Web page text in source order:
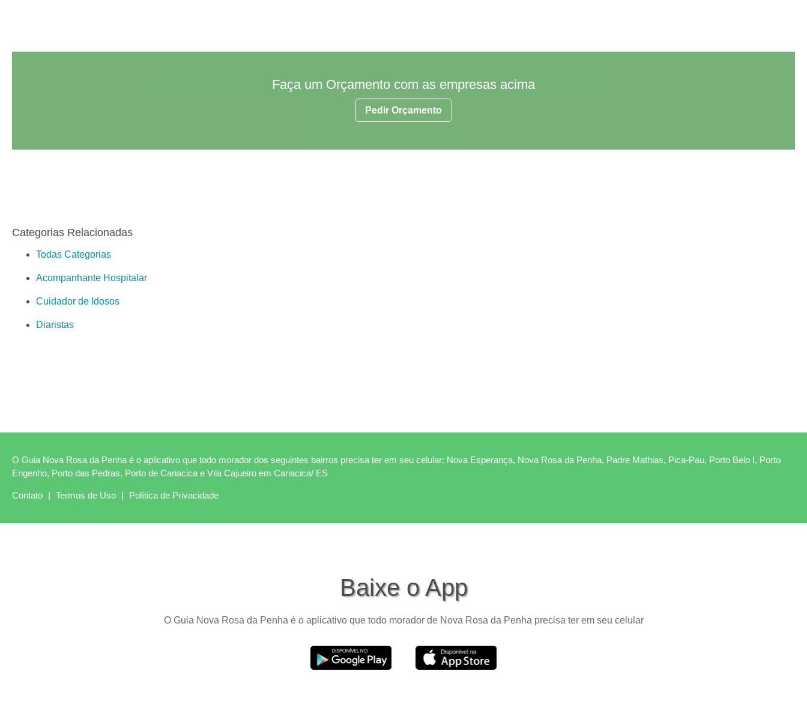
Faça um Orçamento com as empresas acima
Pedir Orçamento
Categorias Relacionadas
Todas Categorias
Acompanhante Hospitalar
Cuidador de Idosos
Diaristas
O Guia Nova Rosa da Penha é o aplicativo que todo morador dos seguintes bairros precisa ter em seu celular: Nova Esperança, Nova Rosa da Penha, Padre Mathias, Pica-Pau, Porto Belo I, Porto
Engenho, Porto das Pedras, Porto de Cariacica e Vila Cajueiro em Cariacica/ ES
Contato | Termos de Uso | Política de Privacidade
Baixe o App
O Guia Nova Rosa da Penha é o aplicativo que todo morador de Nova Rosa da Penha precisa ter em seu celular